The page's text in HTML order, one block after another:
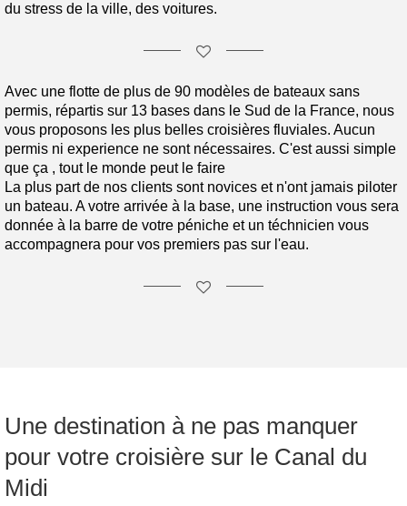
du stress de la ville, des voitures.
Avec une flotte de plus de 90 modèles de bateaux sans
permis, répartis sur 13 bases dans le Sud de la France, nous
vous proposons les plus belles croisières fluviales. Aucun
permis ni experience ne sont nécessaires. C'est aussi simple
que ça , tout le monde peut le faire
La plus part de nos clients sont novices et n'ont jamais piloter
un bateau. A votre arrivée à la base, une instruction vous sera
donnée à la barre de votre péniche et un téchnicien vous
accompagnera pour vos premiers pas sur l'eau.
Une destination à ne pas manquer
pour votre croisière sur le Canal du
Midi